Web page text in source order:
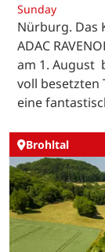
Sunday
Nürburg. Das
ADAC
am 1. August
voll besetzten
eine
Brohltal